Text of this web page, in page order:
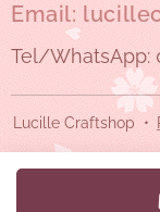
Email:
Tel/WhatsApp:
Lucille Craftshop